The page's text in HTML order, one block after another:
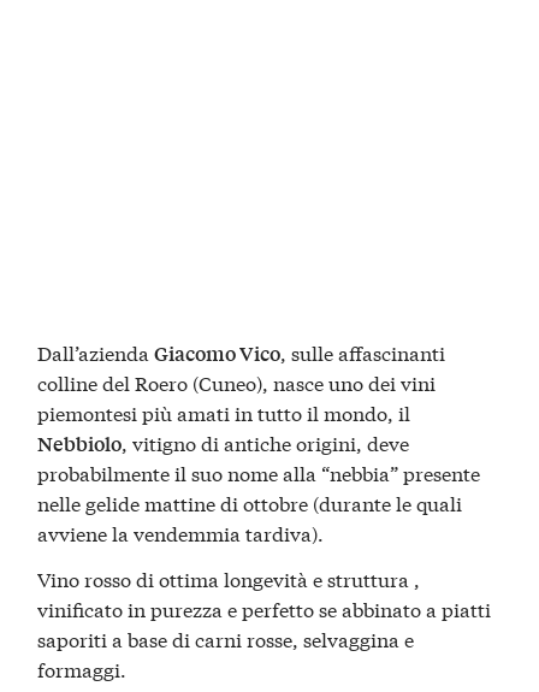
Dall’aziendaGiacomo Vico, sulle affascinanti
colline del Roero (Cuneo), nasce uno dei vini
piemontesi più amati in tutto il mondo, il
Nebbiolo, vitigno di antiche origini, deve
probabilmente il suo nome alla “nebbia” presente
nelle gelide mattine di ottobre (durante le quali
avviene la vendemmia tardiva).
Vino rosso di ottima longevità e struttura ,
vinificato in purezza e perfetto se abbinato a piatti
saporiti a base di carni rosse, selvaggina e
formaggi.